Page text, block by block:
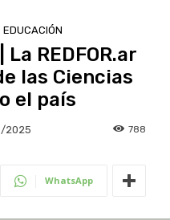
EDUCACIÓN
REDFOR.ar
las Ciencias
el país
2025 788
WhatsApp